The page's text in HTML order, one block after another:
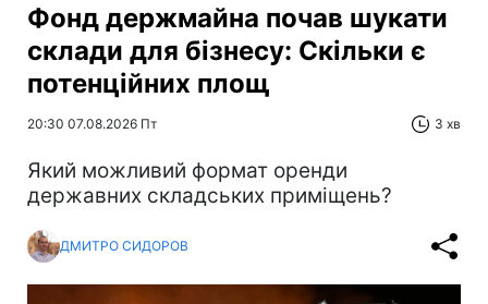
Фонд держмайна почав шукати
склади для бізнесу: Скільки є
потенційних площ
20:30 07.08.2026 Пт 3 хв
Який можливий формат оренди
державних складських приміщень?
ДМИТРО СИДОРОВ